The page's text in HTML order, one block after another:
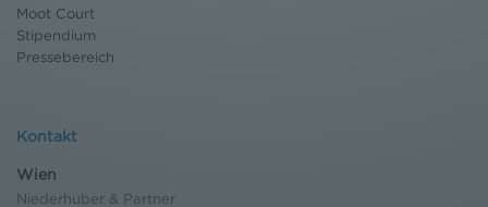
Moot Court
Stipendium
Pressebereich
Kontakt
Wien
Niederhuber & Partner